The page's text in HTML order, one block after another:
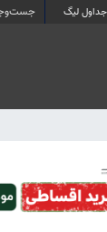
جداول لیگ